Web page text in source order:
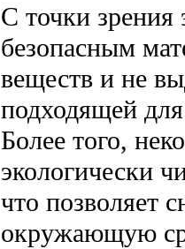
С точки зрения
безопасным
веществ и не
подходящей
Более того,
экологически
что позволяет
окружающую